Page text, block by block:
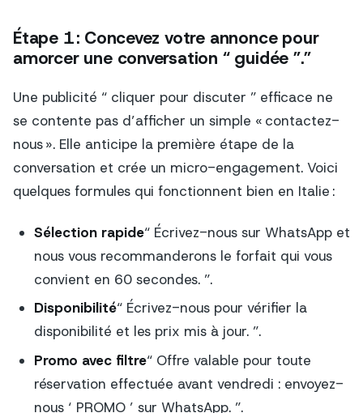
Étape 1 : Concevez votre annonce pour
amorcer une conversation “ guidée ”.”
Une publicité “ cliquer pour discuter ” efficace ne
se contente pas d’afficher un simple « contactez-
nous ». Elle anticipe la première étape de la
conversation et crée un micro-engagement. Voici
quelques formules qui fonctionnent bien en Italie :
Sélection rapide“ Écrivez-nous sur WhatsApp et
nous vous recommanderons le forfait qui vous
convient en 60 secondes. ”.
Disponibilité“ Écrivez-nous pour vérifier la
disponibilité et les prix mis à jour. ”.
Promo avec filtre“ Offre valable pour toute
réservation effectuée avant vendredi : envoyez-
nous ‘ PROMO ’ sur WhatsApp. ”.